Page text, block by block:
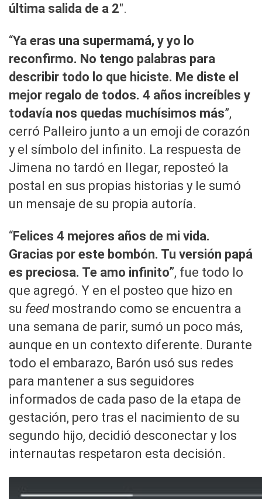
última salida de a 2″.
“Ya eras una supermamá, y yo lo
reconfirmo. No tengo palabras para
describir todo lo que hiciste. Me diste el
mejor regalo de todos. 4 años increíbles y
todavía nos quedas muchísimos más”,
cerró Palleiro junto a un emoji de corazón
y el símbolo del infinito. La respuesta de
Jimena no tardó en llegar, reposteó la
postal en sus propias historias y le sumó
un mensaje de su propia autoría.
“Felices 4 mejores años de mi vida.
Gracias por este bombón. Tu versión papá
es preciosa. Te amo infinito”, fue todo lo
que agregó. Y en el posteo que hizo en
su feedmostrando como se encuentra a
una semana de parir, sumó un poco más,
aunque en un contexto diferente. Durante
todo el embarazo, Barón usó sus redes
para mantener a sus seguidores
informados de cada paso de la etapa de
gestación, pero tras el nacimiento de su
segundo hijo, decidió desconectar y los
internautas respetaron esta decisión.